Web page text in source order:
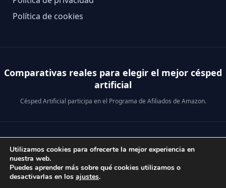
Política de cookies
Comparativas reales para elegir el mejor césped
artificial
Césped Artificial participa en el Programa de Afiliados de Amazon.
Utilizamos cookies para ofrecerte la mejor experiencia en
nuestra web.
Puedes aprender más sobre qué cookies utilizamos o
desactivarlas en los ajustes.